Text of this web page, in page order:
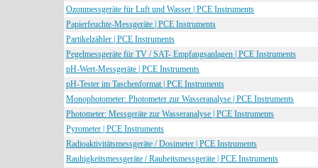
Ozonmessgeräte für Luft und Wasser | PCE Instruments
Papierfeuchte-Messgeräte | PCE Instruments
Partikelzähler | PCE Instruments
Pegelmessgeräte für TV / SAT- Empfangsanlagen | PCE Instruments
pH-Wert-Messgeräte | PCE Instruments
pH-Tester im Taschenformat | PCE Instruments
Monophotometer: Photometer zur Wasseranalyse | PCE Instruments
Photometer: Messgeräte zur Wasseranalyse | PCE Instruments
Pyrometer | PCE Instruments
Radioaktivitätsmessgeräte / Dosimeter | PCE Instruments
Rauhigkeitsmessgeräte / Rauheitsmessgeräte | PCE Instruments